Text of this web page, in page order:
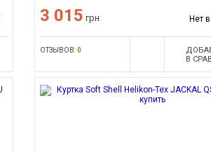
3 015 грн Нет
ОТЗЫВОВ:0
В